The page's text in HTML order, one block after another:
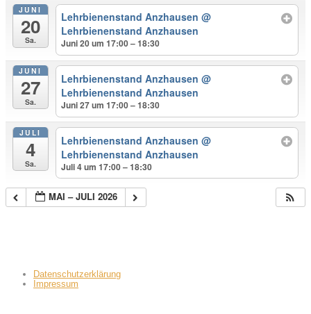
JUNI
20
Sa.
Lehrbienenstand Anzhausen@
Lehrbienenstand Anzhausen
Juni 20 um 17:00 – 18:30
JUNI
27
Sa.
Lehrbienenstand Anzhausen@
Lehrbienenstand Anzhausen
Juni 27 um 17:00 – 18:30
JULI
4
Sa.
Lehrbienenstand Anzhausen@
Lehrbienenstand Anzhausen
Juli 4 um 17:00 – 18:30
MAI – JULI 2026
Datenschutzerklärung
Impressum